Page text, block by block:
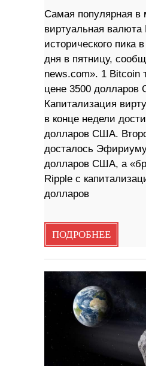
Самая популярная в
виртуальная валюта
исторического пика
дня в пятницу,
news.com». 1 Bitcoin
цене 3500
Капитализация
в конце недели
долларов США.
досталось
долларов США, а
Ripple с
долларов
ПОДРОБНЕЕ